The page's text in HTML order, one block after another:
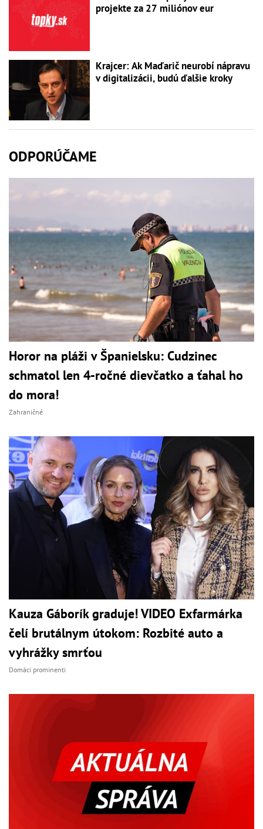
projekte za 27 miliónov eur
Krajcer: Ak Maďarič neurobí nápravu
v digitalizácii, budú ďalšie kroky
ODPORÚČAME
Horor na pláži v Španielsku: Cudzinec
schmatol len 4-ročné dievčatko a ťahal ho
do mora!
Zahraničné
Kauza Gáborík graduje! VIDEO Exfarmárka
čelí brutálnym útokom: Rozbité auto a
vyhrážky smrťou
Domáci prominenti